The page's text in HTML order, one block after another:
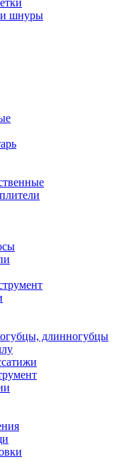
шнуры
длинногубцы